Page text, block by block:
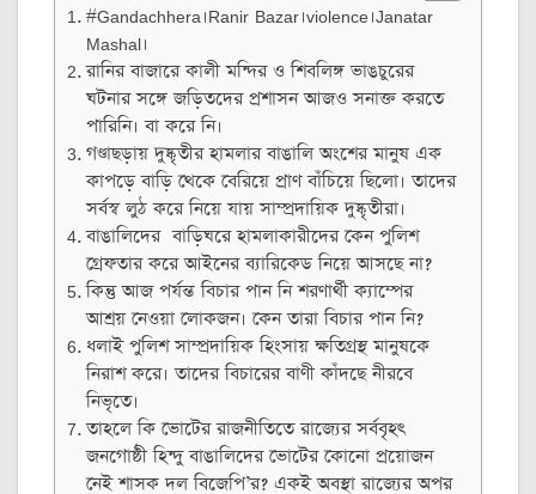
#Gandachhera।Ranir Bazar।violence।Janatar
Mashal।
রানির বাজারে কালী মন্দির ও শিবলিঙ্গ ভাঙচুরের
ঘটনার সঙ্গে জড়িতদের প্রশাসন আজও সনাক্ত করতে
পারিনি। বা করে নি।
গণ্ডাছড়ায় দুষ্কৃতীর হামলার বাঙালি অংশের মানুষ এক
কাপড়ে বাড়ি থেকে বেরিয়ে প্রাণ বাঁচিয়ে ছিলো। তাদের
সর্বস্ব লুঠ করে নিয়ে যায় সাম্প্রদায়িক দুষ্কৃতীরা।
বাঙালিদের বাড়িঘরে হামলাকারীদের কেন পুলিশ
গ্রেফতার করে আইনের ব্যারিকেড নিয়ে আসছে না?
কিন্তু আজ পর্যন্ত বিচার পান নি শরণার্থী ক্যাম্পের
আশ্রয় নেওয়া লোকজন। কেন তারা বিচার পান নি?
ধলাই পুলিশ সাম্প্রদায়িক হিংসায় ক্ষতিগ্রস্থ মানুষকে
নিরাশ করে। তাদের বিচারের বাণী কাঁদছে নীরবে
নিভৃতে।
তাহলে কি ভোটের রাজনীতিতে রাজ্যের সর্ববৃহৎ
জনগোষ্ঠী হিন্দু বাঙালিদের ভোটের কোনো প্রয়োজন
নেই শাসক দল বিজেপি’র? একই অবস্থা রাজ্যের অপর